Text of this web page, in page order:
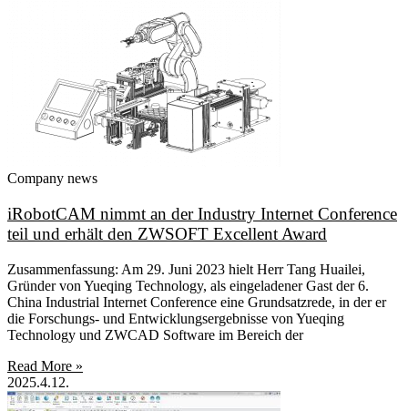
Company news
iRobotCAM nimmt an der Industry Internet Conference
teil und erhält den ZWSOFT Excellent Award
Zusammenfassung: Am 29. Juni 2023 hielt Herr Tang Huailei,
Gründer von Yueqing Technology, als eingeladener Gast der 6.
China Industrial Internet Conference eine Grundsatzrede, in der er
die Forschungs- und Entwicklungsergebnisse von Yueqing
Technology und ZWCAD Software im Bereich der
Read More »
2025.4.12.